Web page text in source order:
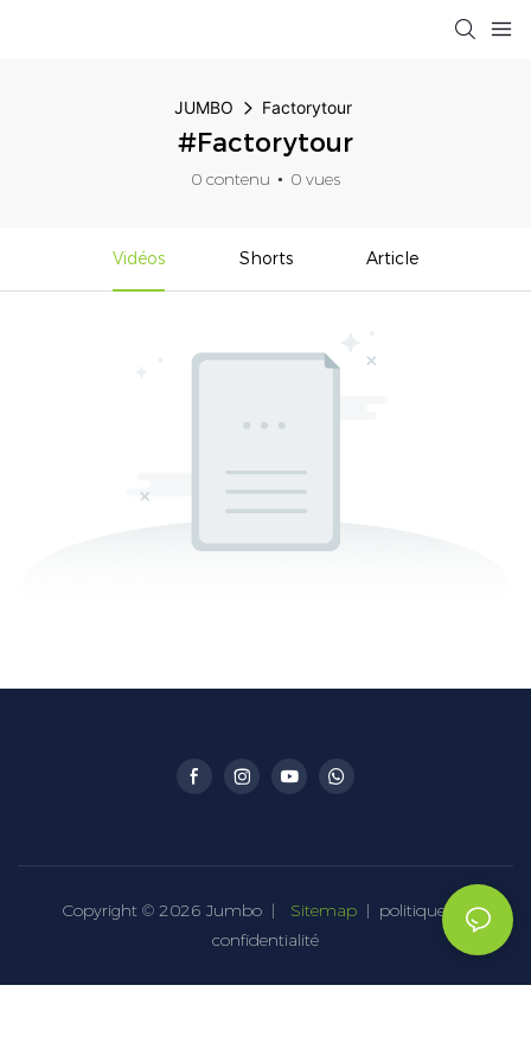
JUMBO Factorytour
#Factorytour
0 contenu 0 vues
Vidéos Shorts Article
Copyright © 2026 Jumbo | Sitemap | politique de
confidentialité